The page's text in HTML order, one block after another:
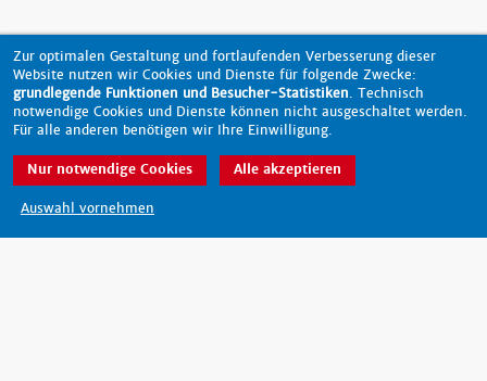
nach oben
Zur optimalen Gestaltung und fortlaufenden Verbesserung dieser
Website nutzen wir Cookies und Dienste für folgende Zwecke:
grundlegende Funktionen und Besucher-Statistiken. Technisch
notwendige Cookies und Dienste können nicht ausgeschaltet werden.
Für alle anderen benötigen wir Ihre Einwilligung.
Auswahl vornehmen
Nur notwendige Cookies Alle akzeptieren